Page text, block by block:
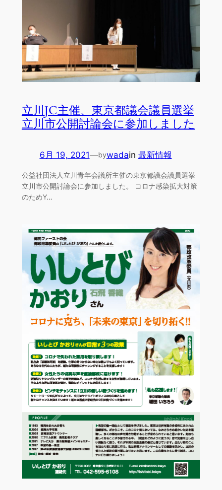
立川JC主催、東京都議会議員選挙
立川市公開討論会に参加しました
6月 19, 2021—bywadain 最新情報
公益社団法人立川青年会議所主催の東京都議会議員選挙
立川市公開討論会に参加しました。 コロナ感染拡大対策
のためY…